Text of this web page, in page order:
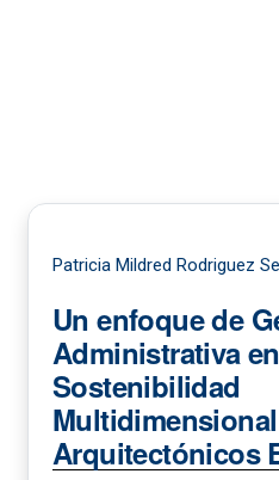
Patricia Mildred Rodriguez
Un enfoque de
Administrativa
Sostenibilidad
Arquitectónicos